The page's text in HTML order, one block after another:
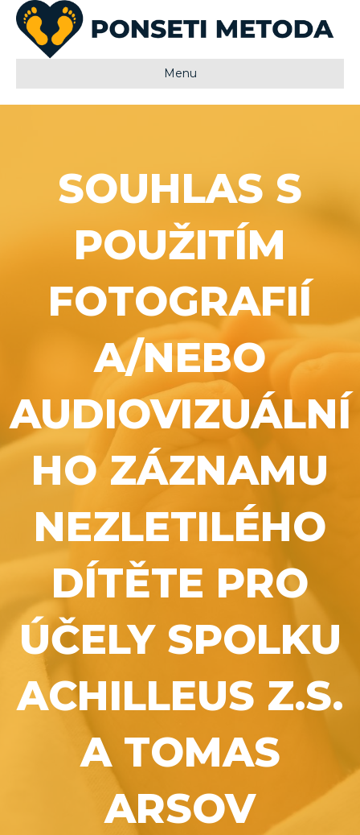
Menu
SOUHLAS S
POUŽITÍM
FOTOGRAFIÍ
A/NEBO
AUDIOVIZUÁLNÍ
HO ZÁZNAMU
NEZLETILÉHO
DÍTĚTE PRO
ÚČELY SPOLKU
ACHILLEUS Z.S.
A TOMAS
ARSOV